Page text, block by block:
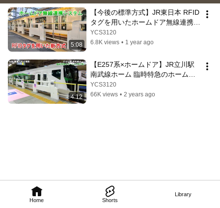
Home Shorts
Library
5:08
【今後の標準方式】JR東日本 RFID
タグを用いたホームドア無線連携シ
ステム
YCS3120
6.8K views • 1 year ago
4:12
【E257系×ホームドア】JR立川駅
南武線ホーム 臨時特急のホームド
ア開閉取り扱い
YCS3120
66K views • 2 years ago